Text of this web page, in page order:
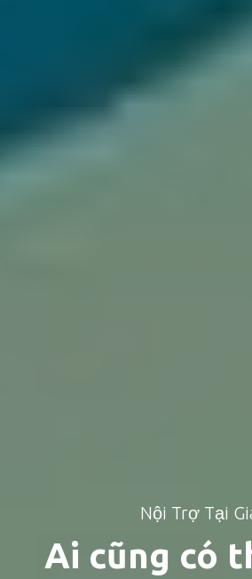
Nội Trợ Tại
Ai cũng có